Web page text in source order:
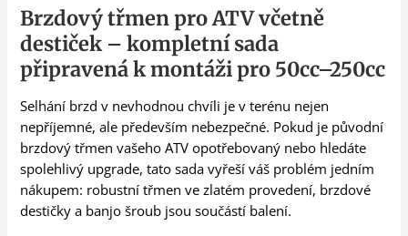
Brzdový třmen pro ATV včetně
destiček – kompletní sada
připravená k montáži pro 50cc–250cc
Selhání brzd v nevhodnou chvíli je v terénu nejen
nepříjemné, ale především nebezpečné. Pokud je původní
brzdový třmen vašeho ATV opotřebovaný nebo hledáte
spolehlivý upgrade, tato sada vyřeší váš problém jedním
nákupem: robustní třmen ve zlatém provedení, brzdové
destičky a banjo šroub jsou součástí balení.